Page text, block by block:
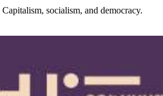
socialism, and democracy.